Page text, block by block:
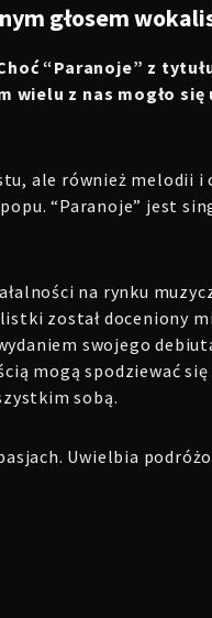
głosem
“Paranoje” z
wielu z nas mogło
ale również melodii i
“Paranoje” jest
na rynku
został doceniony
swojego
mogą spodziewać
sobą.
Uwielbia